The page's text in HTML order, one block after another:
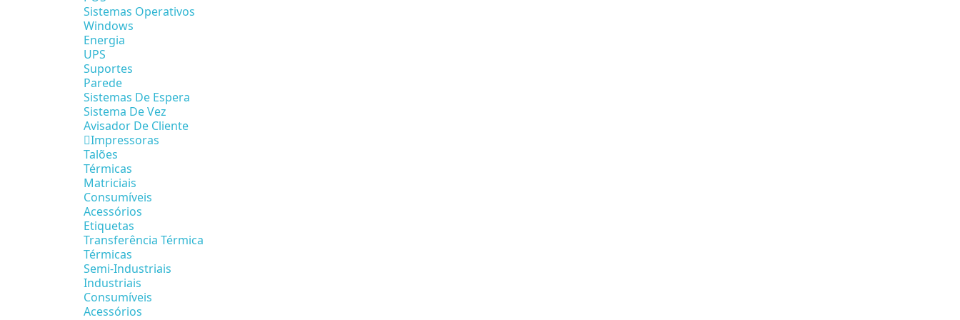
Sistemas Operativos
Windows
Energia
UPS
Suportes
Parede
Sistemas De Espera
Sistema De Vez
Avisador De Cliente
Impressoras
Talões
Térmicas
Matriciais
Consumíveis
Acessórios
Etiquetas
Transferência Térmica
Térmicas
Semi-Industriais
Industriais
Consumíveis
Acessórios